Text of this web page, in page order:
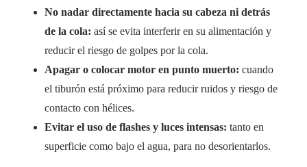
No nadar directamente hacia su cabeza ni detrás
de la cola: así se evita interferir en su alimentación y
reducir el riesgo de golpes por la cola.
Apagar o colocar motor en punto muerto: cuando
el tiburón está próximo para reducir ruidos y riesgo de
contacto con hélices.
Evitar el uso de flashes y luces intensas: tanto en
superficie como bajo el agua, para no desorientarlos.